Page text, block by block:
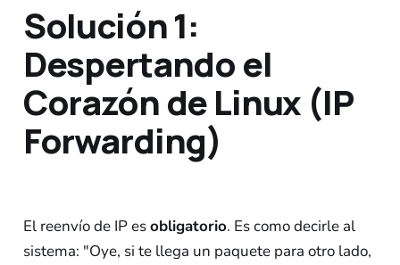
Solución 1:
Despertando el
Corazón de Linux (IP
Forwarding)
El reenvío de IP esobligatorio. Es como decirle al
sistema: "Oye, si te llega un paquete para otro lado,